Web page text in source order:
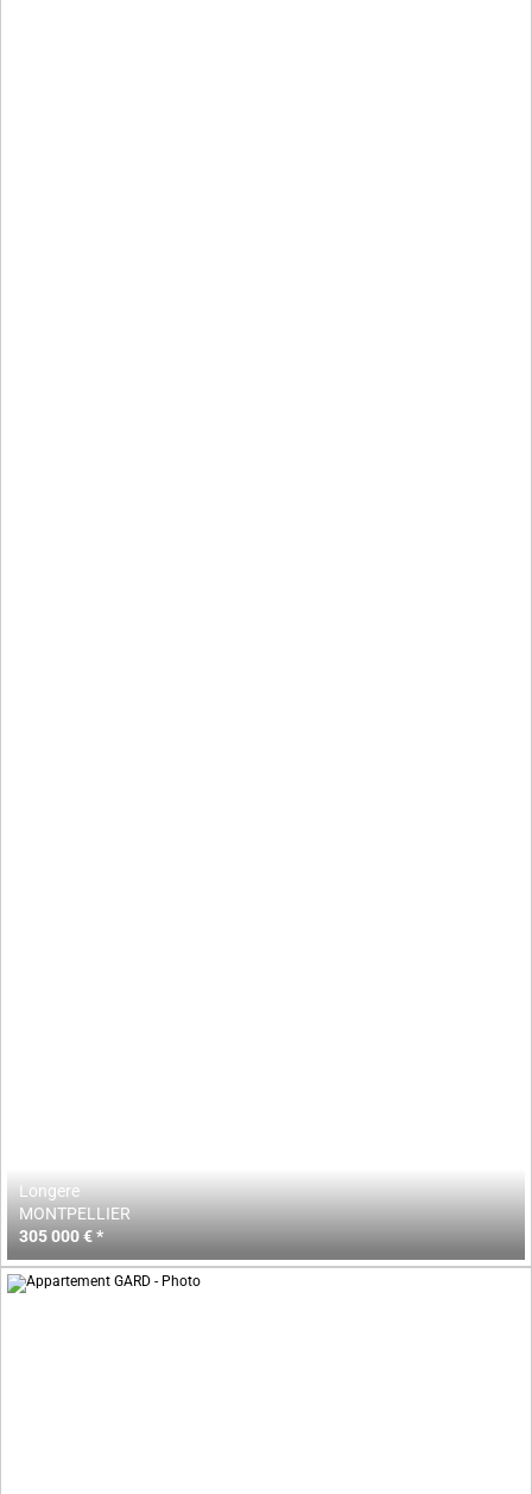
Longere
MONTPELLIER
305 000 € *